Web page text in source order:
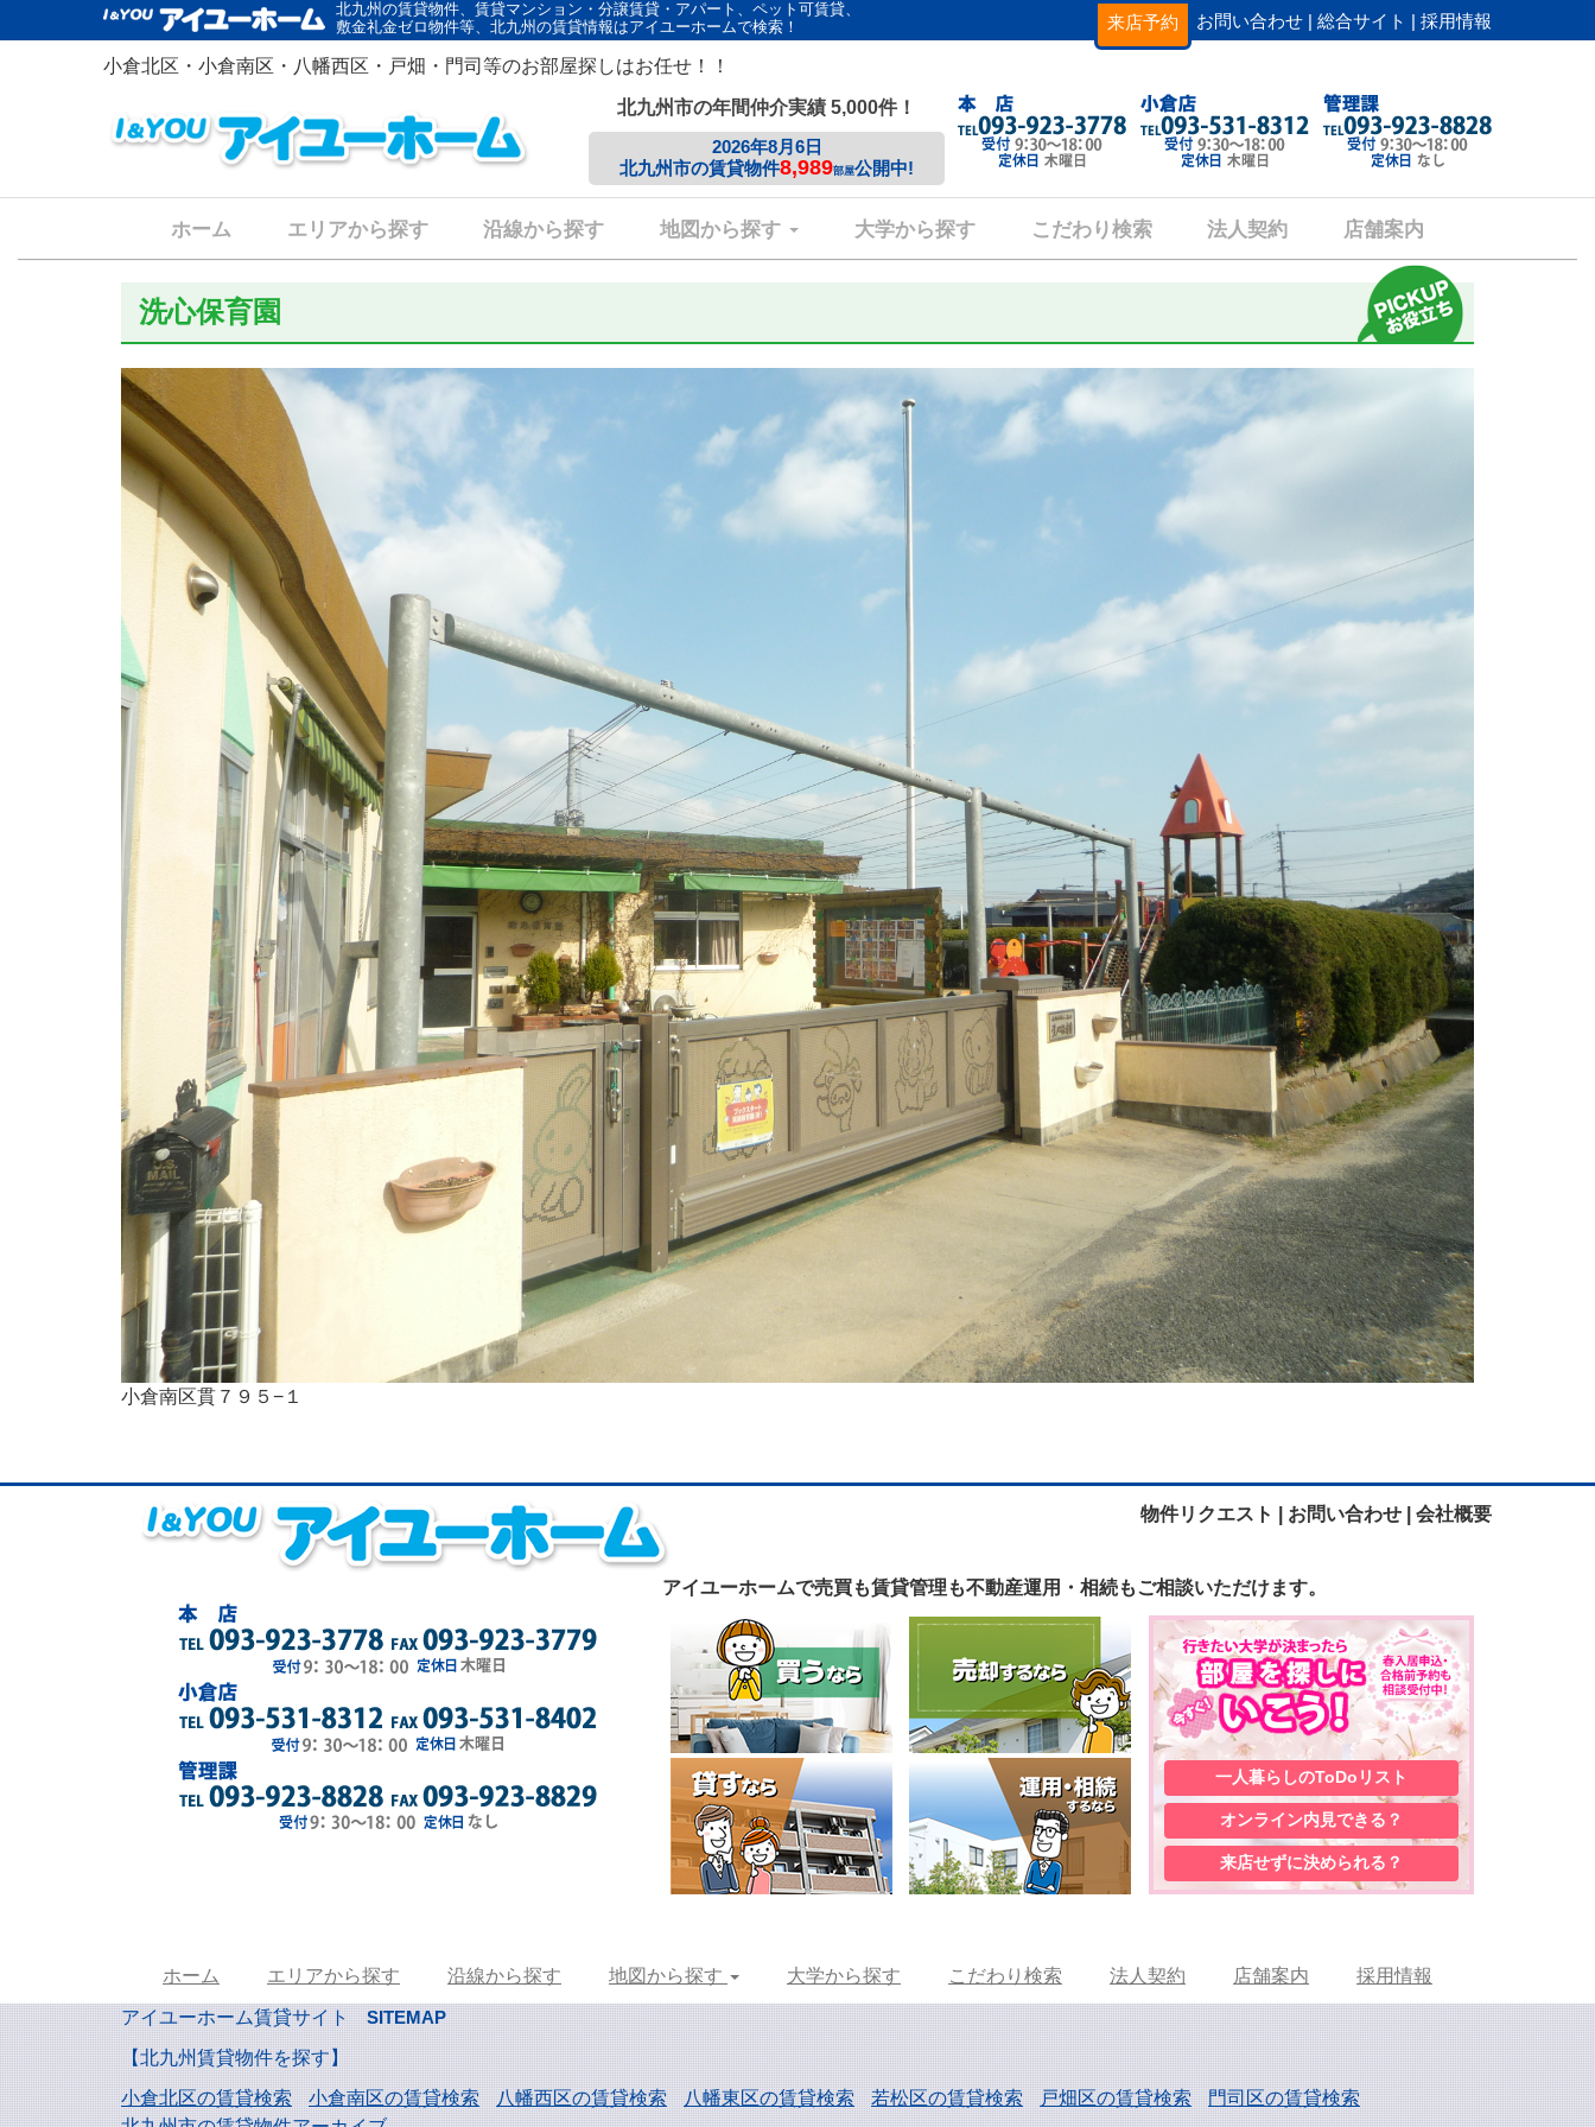
北九州の賃貸物件、賃貸マンション・分譲賃貸・アパート、ペット可賃貸、
敷金礼金ゼロ物件等、北九州の賃貸情報はアイユーホームで検索！
来店予約 お問い合わせ | 総合サイト | 採用情報
小倉北区・小倉南区・八幡西区・戸畑・門司等のお部屋探しはお任せ！！
北九州市の年間仲介実績 5,000件！
2026年8月6日
北九州市の賃貸物件8,989部屋公開中!
ホーム エリアから探す 沿線から探す 地図から探す 大学から探す こだわり検索 法人契約 店舗案内
洗心保育園
小倉南区貫７９５−１
物件リクエスト | お問い合わせ | 会社概要
アイユーホームで売買も賃貸管理も不動産運用・相続も ご相談いただけます。
一人暮らしのToDoリスト
オンライン内見できる？
来店せずに決められる？
ホーム エリアから探す 沿線から探す 地図から探す 大学から探す こだわり検索 法人契約 店舗案内 採用情報
アイユーホーム賃貸サイト
SITEMAP
【北九州賃貸物件を探す】
小倉北区の賃貸検索
小倉南区の賃貸検索 八幡西区の賃貸検索 八幡東区の賃貸検索 若松区の賃貸検索 戸畑区の賃貸検索
門司区の賃貸検索